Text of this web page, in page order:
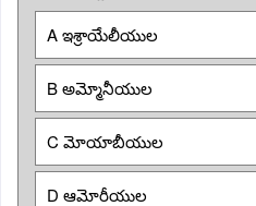
A ఇశ్రాయేలీయుల
B అమ్మోనీయుల
C మోయాబీయుల
D ఆమోరీయుల